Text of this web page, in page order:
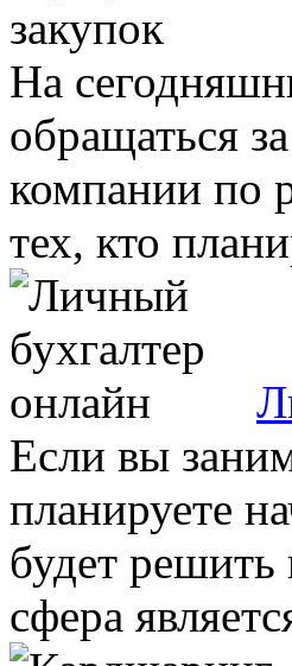
На
обращаться
компании по
тех, кто
Если вы
планируете
будет решить
сфера